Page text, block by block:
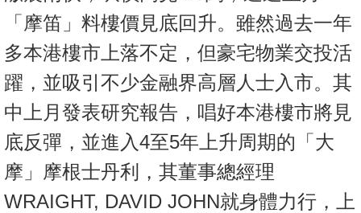
「摩笛」料樓價見底回升。雖然過去一年
多本港樓市上落不定，但豪宅物業交投活
躍，並吸引不少金融界高層人士入市。其
中上月發表研究報告，唱好本港樓市將見
底反彈，並進入4至5年上升周期的「大
摩」摩根士丹利，其董事總經理
WRAIGHT, DAVID JOHN就身體力行，上